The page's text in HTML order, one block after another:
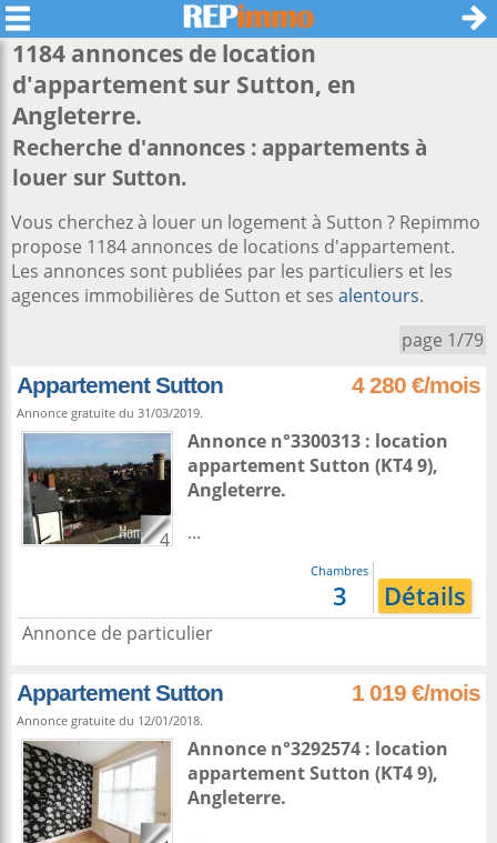
1184 annonces de location
d'appartement sur Sutton, en
Angleterre.
Recherche d'annonces : appartements à
louer sur Sutton.
Vous cherchez à louer un logement à Sutton ? Repimmo
propose 1184 annonces de locations d'appartement.
Les annonces sont publiées par les particuliers et les
agences immobilières de Sutton et ses alentours.
page 1/79
Appartement Sutton 4 280 €/mois
Annonce gratuite du 31/03/2019.
4
Annonce n°3300313 : location
appartementSutton (KT4 9),
Angleterre.
...
Chambres
3 Détails
Annonce de particulier
Appartement Sutton 1 019 €/mois
Annonce gratuite du 12/01/2018.
Annonce n°3292574 : location
appartementSutton (KT4 9),
Angleterre.